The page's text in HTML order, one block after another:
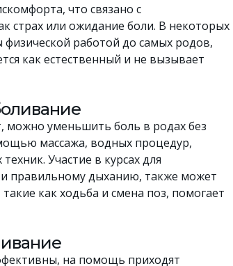
что связано с
страх или ожидание боли. В некоторых
работой до самых родов,
как естественный и не вызывает
можно уменьшить боль в родах без
массажа, водных процедур,
Участие в курсах для
правильному дыханию, также может
как ходьба и смена поз, помогает
на помощь приходят